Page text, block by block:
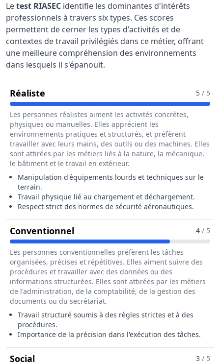
Letest RIASEC identifie les dominantes d'intérêts
professionnels à travers six types. Ces scores
permettent de cerner les types d'activités et de
contextes de travail privilégiés dans ce métier, offrant
une meilleure compréhension des environnements
dans lesquels il s'épanouit.
Réaliste Pour Le Métier De Agent / Agente De
5 / 5
Les personnes réalistes aiment les activités concrètes,
physiques ou manuelles. Elles apprécient les
environnements pratiques et structurés, et préfèrent
travailler avec leurs mains, des outils ou des machines. Elles
sont attirées par les métiers liés à la nature, la mécanique,
le bâtiment et le travail en extérieur.
Manipulation d'équipements lourds et techniques sur le
terrain.
Travail physique lié au chargement et déchargement.
Respect strict des normes de sécurité aéronautiques.
ConventionnelPour Le Métier De Agent / 4 / 5
Les personnes conventionnelles préfèrent les tâches
organisées, précises et répétitives. Elles aiment suivre des
procédures et travailler avec des données ou des
informations structurées. Elles sont attirées par les métiers
de l'administration, de la comptabilité, de la gestion des
documents ou du secrétariat.
Travail structuré soumis à des règles strictes et à des
procédures.
Importance de la précision dans l'exécution des tâches.
SocialPour Le Métier De Agent / Agente De3 / 5